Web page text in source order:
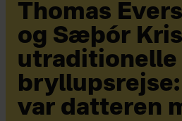
Thomas
og Sæþór
utraditionelle
var datteren